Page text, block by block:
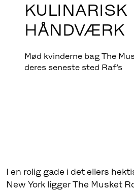
KULINARISK
HÅNDVÆRK
Mød kvinderne bag The
I en rolig gade i det ellers
New York ligger The Musket